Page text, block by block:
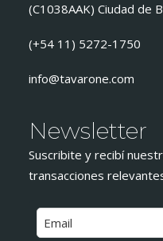
(C1038AAK) Ciudad de
(+54 11) 5272-1750
info@tavarone.com
Newsletter
Suscribite y recibí
transacciones